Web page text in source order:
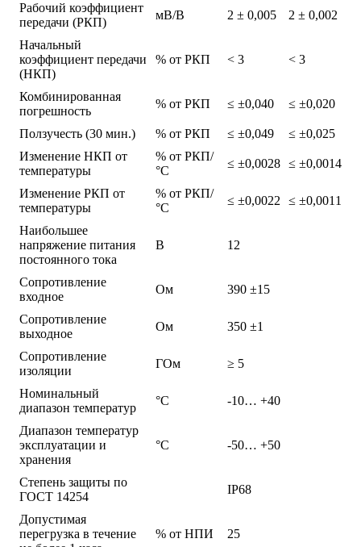
Рабочий коэффициент
передачи (РКП)
мВ/В 2 ± 0,005 2 ± 0,002
Начальный
коэффициент передачи
(НКП)
% от РКП < 3 < 3
Комбинированная
погрешность
% от РКП ≤ ±0,040 ≤ ±0,020
Ползучесть (30 мин.) % от РКП ≤ ±0,049
≤ ±0,025
Изменение НКП от
температуры
% от РКП/
°С
≤ ±0,0028 ≤ ±0,0014
Изменение РКП от
температуры
% от РКП/
°С
≤ ±0,0022 ≤ ±0,0011
Наибольшее
напряжение питания
постоянного тока
В 12
Сопротивление
входное
Ом 390 ±15
Сопротивление
выходное
Ом 350 ±1
Сопротивление
изоляции
ГОм ≥ 5
Номинальный
диапазон температур
°С -10… +40
Диапазон температур
эксплуатации и
хранения
°С -50… +50
Степень защиты по
ГОСТ 14254
IP68
Допустимая
перегрузка в течение
% от НПИ 25